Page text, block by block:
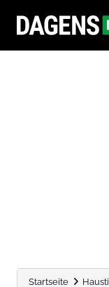
Startseite